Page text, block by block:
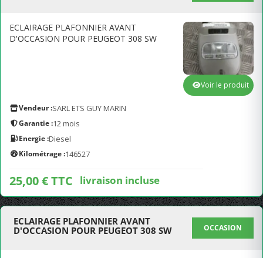
ECLAIRAGE PLAFONNIER AVANT
D'OCCASION POUR PEUGEOT 308 SW
Vendeur :SARL ETS GUY MARIN
Garantie :12 mois
Energie :Diesel
Kilométrage :146527
25,00 € TTC livraison incluse
Voir le produit
ECLAIRAGE PLAFONNIER AVANT
D'OCCASION POUR PEUGEOT 308 SW
OCCASION